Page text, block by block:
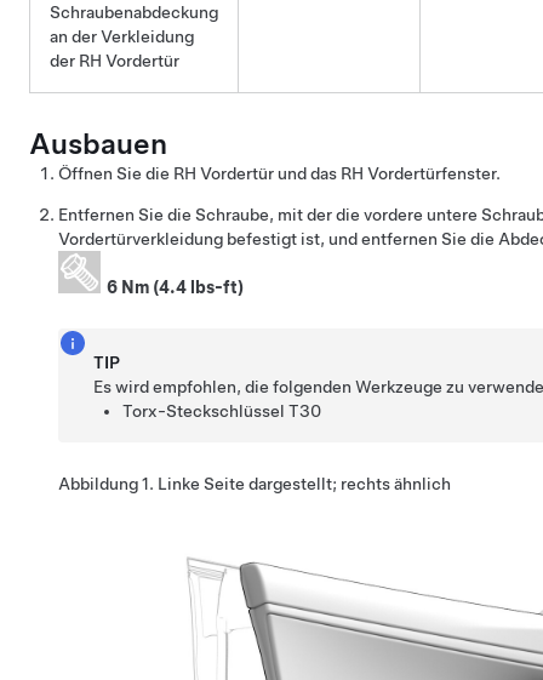
Schraubenabdeckung
an der Verkleidung
der RH Vordertür
Ausbauen
Öffnen Sie die RH Vordertür und das RH Vordertürfenster.
Entfernen Sie die Schraube, mit der die vordere untere
Vordertürverkleidung befestigt ist, und entfernen Sie die
6 Nm (4.4 lbs-ft)
TIP
Es wird empfohlen, die folgenden Werkzeuge zu
Torx-Steckschlüssel T30
Abbildung 1. Linke Seite dargestellt; rechts ähnlich